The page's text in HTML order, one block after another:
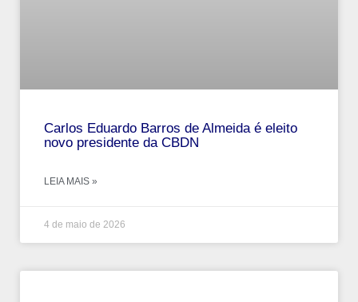
Carlos Eduardo Barros de Almeida é eleito
novo presidente da CBDN
LEIA MAIS »
4 de maio de 2026